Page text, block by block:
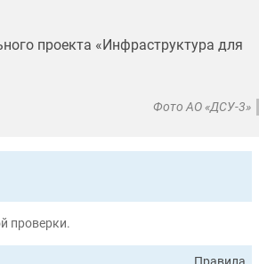
проекта «Инфраструктура для
Фото АО «ДСУ-3»
проверки.